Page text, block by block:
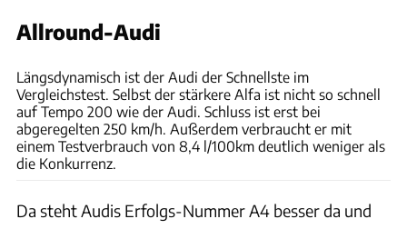
Allround-Audi
Längsdynamisch ist der Audi der Schnellste im
Vergleichstest. Selbst der stärkere Alfa ist nicht so schnell
auf Tempo 200 wie der Audi. Schluss ist erst bei
abgeregelten 250 km/h. Außerdem verbraucht er mit
einem Testverbrauch von 8,4 l/100km deutlich weniger als
die Konkurrenz.
Da steht Audis Erfolgs-Nummer A4 besser da und